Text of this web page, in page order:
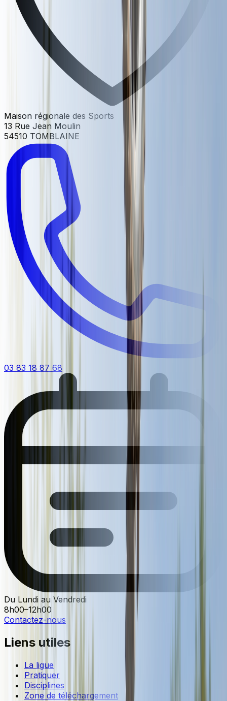
Maison régionale des Sports
13 Rue Jean Moulin
54510 TOMBLAINE
03 83 18 87 68
Du Lundi au Vendredi
8h00–12h00
Contactez-nous
Liens utiles
La ligue
Pratiquer
Disciplines
Zone de téléchargement